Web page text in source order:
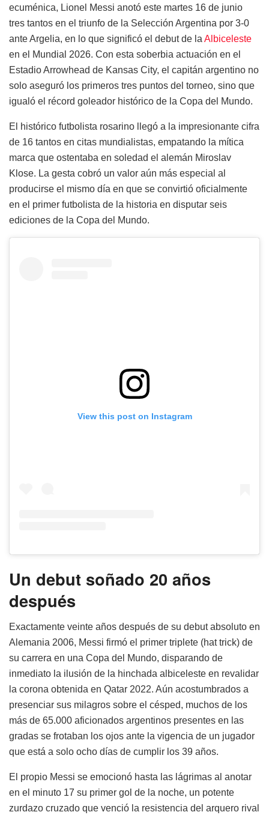
ecuménica, Lionel Messi anotó este martes 16 de junio
tres tantos en el triunfo de la Selección Argentina por 3-0
ante Argelia, en lo que significó el debut de la Albiceleste
en el Mundial 2026. Con esta soberbia actuación en el
Estadio Arrowhead de Kansas City, el capitán argentino no
solo aseguró los primeros tres puntos del torneo, sino que
igualó el récord goleador histórico de la Copa del Mundo.
El histórico futbolista rosarino llegó a la impresionante cifra
de 16 tantos en citas mundialistas, empatando la mítica
marca que ostentaba en soledad el alemán Miroslav
Klose. La gesta cobró un valor aún más especial al
producirse el mismo día en que se convirtió oficialmente
en el primer futbolista de la historia en disputar seis
ediciones de la Copa del Mundo.
View this post on Instagram
Un debut soñado 20 años
después
Exactamente veinte años después de su debut absoluto en
Alemania 2006, Messi firmó el primer triplete (hat trick) de
su carrera en una Copa del Mundo, disparando de
inmediato la ilusión de la hinchada albiceleste en revalidar
la corona obtenida en Qatar 2022. Aún acostumbrados a
presenciar sus milagros sobre el césped, muchos de los
más de 65.000 aficionados argentinos presentes en las
gradas se frotaban los ojos ante la vigencia de un jugador
que está a solo ocho días de cumplir los 39 años.
El propio Messi se emocionó hasta las lágrimas al anotar
en el minuto 17 su primer gol de la noche, un potente
zurdazo cruzado que venció la resistencia del arquero rival